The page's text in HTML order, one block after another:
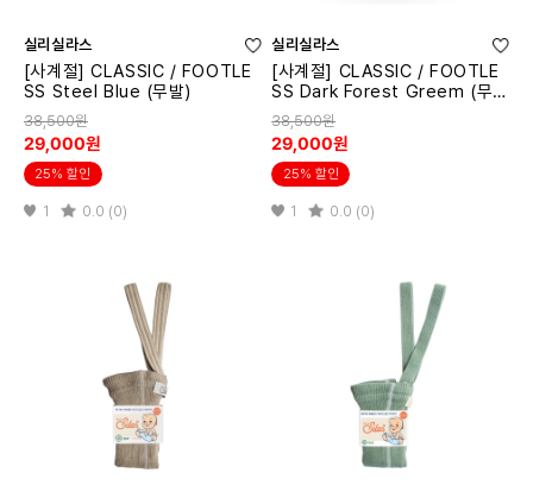
실리실라스
[사계절] CLASSIC / FOOTLE
SS Steel Blue (무발)
38,500원
29,000원
25% 할인
1 0.0 (0)
실리실라스
[사계절] CLASSIC / FOOTLE
SS Dark Forest Greem (무
발)
38,500원
29,000원
25% 할인
1 0.0 (0)